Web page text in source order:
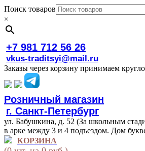
Поиск товаров
×
+7 981 712 56 26
vkus-traditsyi@mail.ru
Заказы через корзину принимаем
Розничный магазин
г. Санкт-Петербург
ул. Бабушкина, д. 52 (За школьным
в арке между 3 и 4 подъездом. Дом
КОРЗИНА